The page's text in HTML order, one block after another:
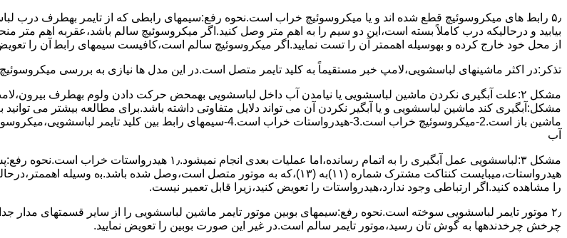
۵٫ رابط های ﻣﯿﮑﺮوﺳﻮﺋﯿﭻ ﻗﻄﻊ شده اند و ﯾﺎ ﻣﯿﮑﺮوﺳﻮﺋﯿﭻ ﺧﺮاب اﺳﺖ.نحوه رفع:سیمهای راﺑﻄﯽ ﮐﻪ از ﺗﺎﯾﻤﺮ بهطرف درب
ﺑﯿﺎﺑﯿﺪ و درحالیکه درب کاملاً ﺑﺴﺘﻪ اﺳﺖ،اﯾﻦ دو ﺳﯿﻢ را ﺑﻪ اﻫﻢ ﻣﺘﺮ وصل کنید.اﮔﺮ ﻣﯿﮑﺮوﺳﻮﺋﯿﭻ ﺳﺎﻟﻢ ﺑﺎﺷﺪ،ﻋﻘﺮﺑﻪ اهم
از ﻣﺤﻞ خود ﺧﺎرج کرده و بهوسیله اهممتر آن را ﺗﺴﺖ ﻧﻤﺎﯾﯿﺪ.اﮔﺮ ﻣﯿﮑﺮوﺳﻮﺋﯿﭻ ﺳﺎﻟﻢ اﺳﺖ،ﮐﺎﻓﯿﺴﺖ سیمهای راﺑﻄ آن را
ﺗﺬﮐﺮ:در اﮐﺜﺮ ماشینهای لباسشویی،ﻻﻣﭗ ﺧﺒﺮ مستقیماً ﺑﻪ ﮐﻠﯿﺪ ﺗﺎﯾﻤﺮ ﻣﺘﺼﻞ اﺳﺖ.در اﯾﻦ مدل ها ﻧﯿﺎزی ﺑﻪ بررسی
مشکل ۲:علت آبگیری نکردن ماشین لباسشویی یا نیامدن آب داخل لباسشویی بهمحض ﺣﺮﮐﺖ دادن وﻟﻮم بهطرف
آب
مشکل ۳:لباسشویی ﻋﻤﻞ آﺑﮕﯿﺮی را ﺑﻪ اﺗﻤﺎم رﺳﺎﻧﺪه،اﻣﺎ ﻋﻤﻠﯿﺎت ﺑﻌﺪی
ﻫﯿﺪرواﺳﺘﺎت،میبایست ﮐﻨﺘﺎﮐﺖ ﻣﺸﺘﺮک شماره (۱۱)به (۱۳)،ﮐﻪ ﺑﻪ ﻣﻮﺗﻮر ﻣﺘﺼﻞ اﺳﺖ،وﺻﻞ ﺷﺪه
را ﻣﺸﺎﻫﺪه کنید.اﮔﺮ ارﺗﺒﺎطی وجود ندارد،ﻫﯿﺪرواﺳﺘﺎت را ﺗﻌﻮﯾﺾ ﮐﻨﯿﺪ،زﯾﺮا قابل ﺗﻌﻤﯿﺮ نیست.
ﭼﺮﺧﺶ چرخدندهها به گوش تان رﺳﯿﺪ،ﻣﻮﺗﻮر ﺗﺎﯾﻤﺮ ﺳﺎﻟﻢ اﺳﺖ.در ﻏﯿﺮ اﯾﻦ ﺻﻮرت ﺑﻮﺑﯿﻦ را ﺗﻌﻮﯾﺾ ﻧﻤﺎﯾﯿﺪ.